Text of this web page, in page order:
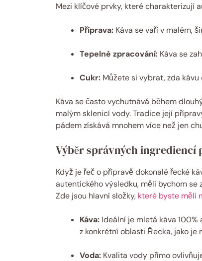
Mezi klíčové prvky, které charakterizují
Příprava: Káva se vaří v malém,
Tepelné zpracování: Káva se
Cukr: Můžete si vybrat, zda
Káva se často vychutnává během
malým sklenicí vody. Tradice její
pádem získává mnohem více než jen
Výběr správných ingrediencí
Když je řeč o přípravě dokonalé řecké
autentického výsledku, měli bychom
Zde jsou hlavní složky, které byste měli
Káva: Ideální je mletá káva
z konkrétní oblasti Řecka, jako je
Voda: Kvalita vody přímo